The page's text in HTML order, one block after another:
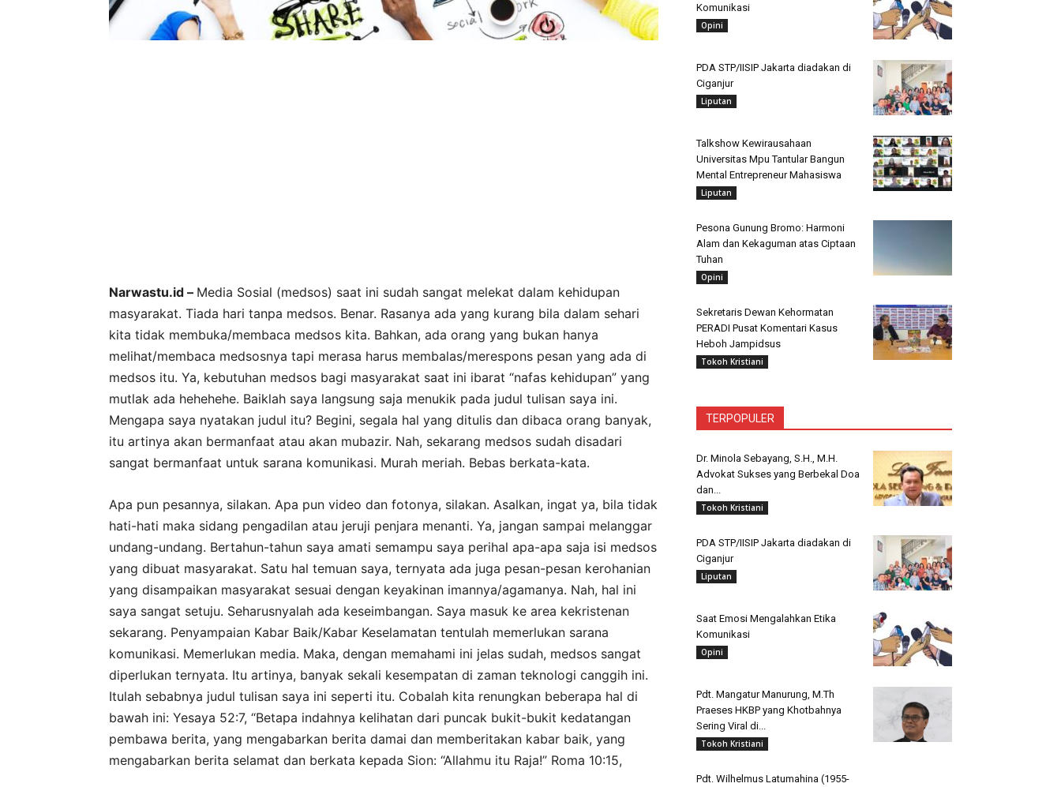
Narwastu.id – Media Sosial (medsos) saat ini sudah sangat melekat dalam kehidupan
masyarakat. Tiada hari tanpa medsos. Benar. Rasanya ada yang kurang bila dalam sehari
kita tidak membuka/membaca medsos kita. Bahkan, ada orang yang bukan hanya
melihat/membaca medsosnya tapi merasa harus membalas/merespons pesan yang ada di
medsos itu. Ya, kebutuhan medsos bagi masyarakat saat ini ibarat “nafas kehidupan” yang
mutlak ada hehehehe. Baiklah saya langsung saja menukik pada judul tulisan saya ini.
Mengapa saya nyatakan judul itu? Begini, segala hal yang ditulis dan dibaca orang banyak,
itu artinya akan bermanfaat atau akan mubazir. Nah, sekarang medsos sudah disadari
sangat bermanfaat untuk sarana komunikasi. Murah meriah. Bebas berkata-kata.
Apa pun pesannya, silakan. Apa pun video dan fotonya, silakan. Asalkan, ingat ya, bila tidak
hati-hati maka sidang pengadilan atau jeruji penjara menanti. Ya, jangan sampai melanggar
undang-undang. Bertahun-tahun saya amati semampu saya perihal apa-apa saja isi medsos
yang dibuat masyarakat. Satu hal temuan saya, ternyata ada juga pesan-pesan kerohanian
yang disampaikan masyarakat sesuai dengan keyakinan imannya/agamanya. Nah, hal ini
saya sangat setuju. Seharusnyalah ada keseimbangan. Saya masuk ke area kekristenan
sekarang. Penyampaian Kabar Baik/Kabar Keselamatan tentulah memerlukan sarana
komunikasi. Memerlukan media. Maka, dengan memahami ini jelas sudah, medsos sangat
diperlukan ternyata. Itu artinya, banyak sekali kesempatan di zaman teknologi canggih ini.
Itulah sebabnya judul tulisan saya ini seperti itu. Cobalah kita renungkan beberapa hal di
bawah ini: Yesaya 52:7, “Betapa indahnya kelihatan dari puncak bukit-bukit kedatangan
pembawa berita, yang mengabarkan berita damai dan memberitakan kabar baik, yang
mengabarkan berita selamat dan berkata kepada Sion: “Allahmu itu Raja!” Roma 10:15,
Komunikasi
Opini
PDA STP/IISIP Jakarta diadakan di
Ciganjur
Liputan
Talkshow Kewirausahaan
Universitas Mpu Tantular Bangun
Mental Entrepreneur Mahasiswa
Liputan
Pesona Gunung Bromo: Harmoni
Alam dan Kekaguman atas Ciptaan
Tuhan
Opini
Sekretaris Dewan Kehormatan
PERADI Pusat Komentari Kasus
Heboh Jampidsus
Tokoh Kristiani
TERPOPULER
Dr. Minola Sebayang, S.H., M.H.
Advokat Sukses yang Berbekal Doa
dan...
Tokoh Kristiani
PDA STP/IISIP Jakarta diadakan di
Ciganjur
Liputan
Saat Emosi Mengalahkan Etika
Komunikasi
Opini
Pdt. Mangatur Manurung, M.Th
Praeses HKBP yang Khotbahnya
Sering Viral di...
Tokoh Kristiani
Pdt. Wilhelmus Latumahina (1955-